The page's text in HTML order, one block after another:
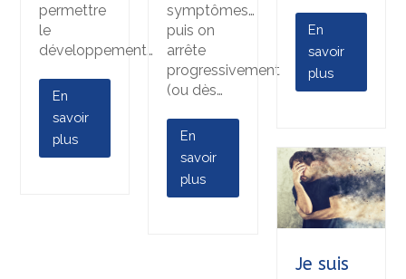
permettre
le
développement…
En
savoir
plus
symptômes…
puis on
arrête
progressivement
(ou dès…
En
savoir
plus
En
savoir
plus
Je suis